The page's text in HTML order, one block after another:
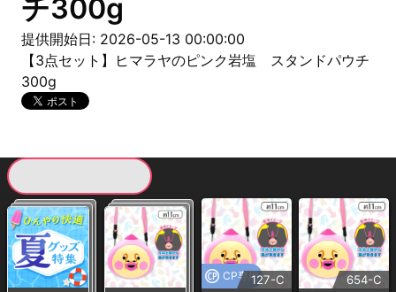
チ300g
提供開始日: 2026-05-13 00:00:00
【3点セット】ヒマラヤのピンク岩塩 スタンドパウチ
300g
CP専用127-C 654-C